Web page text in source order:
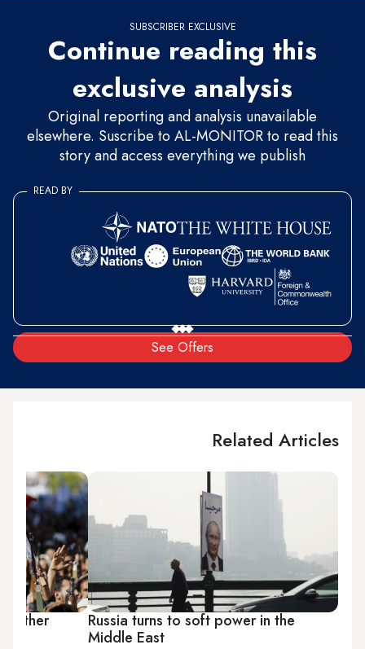
SUBSCRIBER EXCLUSIVE
Continue reading this
exclusive analysis
Original reporting and analysis unavailable
elsewhere. Suscribe to AL-MONITOR to read this
story and access everything we publish
See Offers
READ BY
Related Articles
Russia turns to soft power in the
Middle East
further